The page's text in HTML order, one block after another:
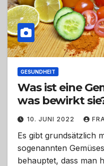
GESUNDHEIT
Was ist eine
was bewirkt
10. JUNI 2022
Es gibt grundsätzlich
sogenannten
behauptet, dass man